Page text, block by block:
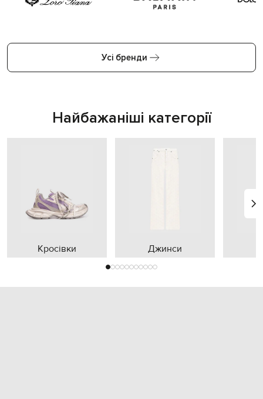
Усі бренди
Найбажаніші категорії
Кросівки Джинси